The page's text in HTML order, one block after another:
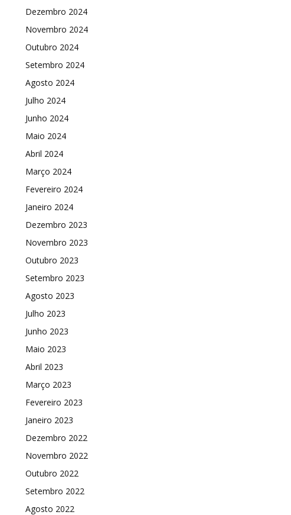
Dezembro 2024
Novembro 2024
Outubro 2024
Setembro 2024
Agosto 2024
Julho 2024
Junho 2024
Maio 2024
Abril 2024
Março 2024
Fevereiro 2024
Janeiro 2024
Dezembro 2023
Novembro 2023
Outubro 2023
Setembro 2023
Agosto 2023
Julho 2023
Junho 2023
Maio 2023
Abril 2023
Março 2023
Fevereiro 2023
Janeiro 2023
Dezembro 2022
Novembro 2022
Outubro 2022
Setembro 2022
Agosto 2022